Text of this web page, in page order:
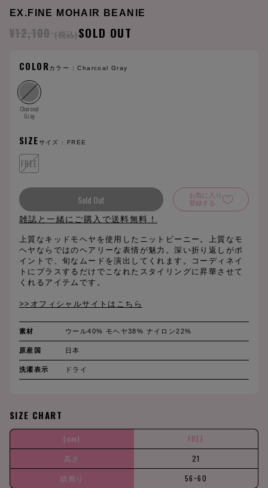
EX.FINE MOHAIR BEANIE
¥12,100 (税込)SOLD OUT
COLORカラー :Charcoal Gray
Charcoal
Gray
SIZEサイズ : FREE
FREE
Sold Out
お気に入り
登録する
雑誌と一緒にご購入で送料無料！
上質なキッドモヘヤを使用したニットビーニー。上質なモ
ヘヤならではのヘアリーな表情が魅力。深い折り返しがポ
イントで、旬なムードを演出してくれます。コーディネイ
トにプラスするだけでこなれたスタイリングに昇華させて
くれるアイテムです。
>>オフィシャルサイトはこちら
素材 ウール40% モヘヤ38% ナイロン22%
原産国 日本
洗濯表示 ドライ
SIZE CHART
(cm)
FREE
高さ
21
頭周り
56~60